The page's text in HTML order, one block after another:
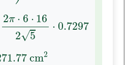
2π ⋅ 6 ⋅ 16
2√5
⋅ 0.7297
π⋅6⋅ 16 5⋅0.7297
cm2
cm 2